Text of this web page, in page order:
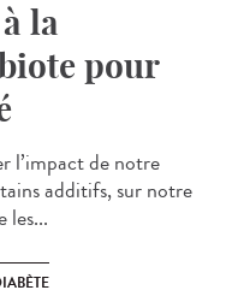
la
pour
l’impact de notre
additifs, sur notre
les...